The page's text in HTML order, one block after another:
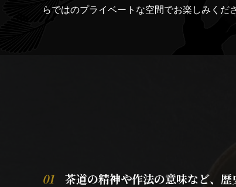
らではのプライベートな空間でお楽しみくださ
01茶道の精神や作法の意味など、歴